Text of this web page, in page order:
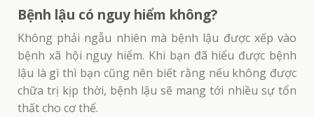
Bệnh lậu có nguy hiểm không?
Không phải ngẫu nhiên mà bệnh lậu được xếp vào
bệnh xã hội nguy hiểm. Khi bạn đã hiểu được bệnh
lậu là gì thì bạn cũng nên biết rằng nếu không được
chữa trị kịp thời, bệnh lậu sẽ mang tới nhiều sự tổn
thất cho cơ thể.